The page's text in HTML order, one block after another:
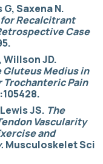
Saxena N.
Recalcitrant
Case
Willson JD.
Medius in
Pain
JS. The
Vascularity
and
Musculoskelet Sci